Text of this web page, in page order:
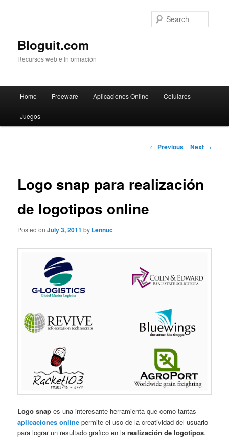
Bloguit.com
Recursos web e Información
Skip
to
Home Freeware Aplicaciones Online Celulares
Juegos
Post
← Previous Next →
Logo snap para realización
de logotipos online
Posted onJuly 3, 2011 by Lennuc
Logo snap es una interesante herramienta que como tantas
aplicaciones online permite el uso de la creatividad del usuario
para lograr un resultado grafico en larealización de logotipos.